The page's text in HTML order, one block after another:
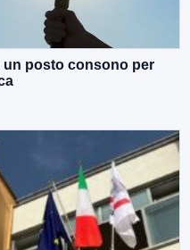
un posto consono per